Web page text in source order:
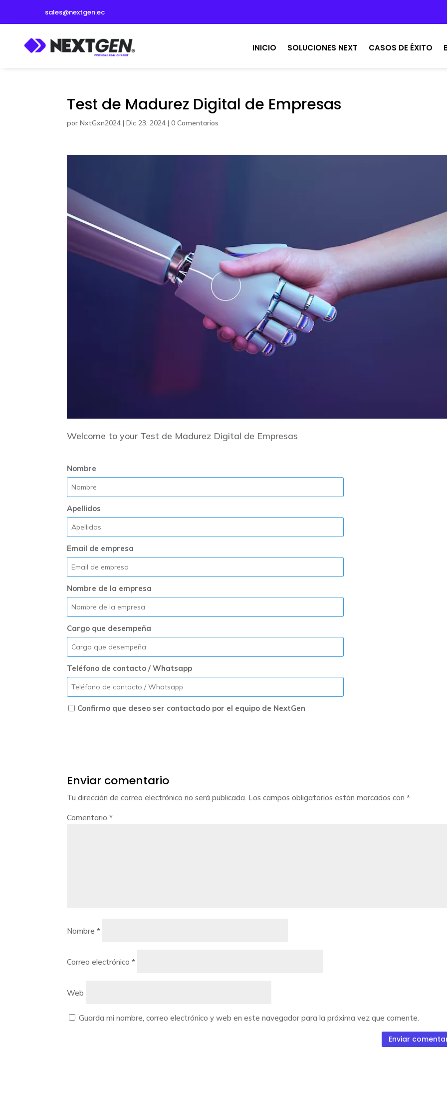
sales@nextgen.ec
INICIO SOLUCIONES NEXT CASOS DE ÉXITO
Test de Madurez Digital de Empresas
porNxtGxn2024 |Dic 23, 2024 |0 Comentarios
Welcome to your Test de Madurez Digital de Empresas
Nombre
Apellidos
Email de empresa
Nombre de la empresa
Cargo que desempeña
Teléfono de contacto / Whatsapp
Confirmo que deseo ser contactado por el equipo de NextGen
Enviar comentario
Tu dirección de correo electrónico no será publicada. Los campos obligatorios están marcados con*
Comentario*
Nombre*
Correo electrónico*
Web
Guarda mi nombre, correo electrónico y web en este navegador para la próxima vez que comente.